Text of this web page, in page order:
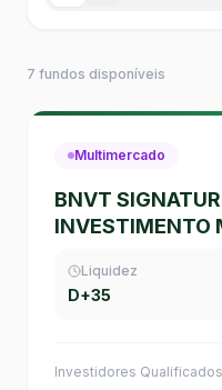
7 fundos disponíveis
Multimercado
BNVT
INVESTIMENTO
Liquidez
D+35
Investidores Qualificados